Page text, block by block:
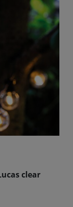
clear